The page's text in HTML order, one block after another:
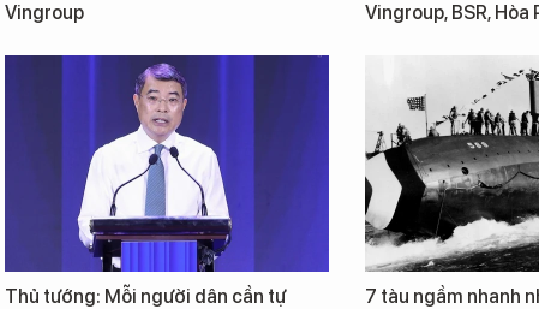
Vingroup
Vingroup, BSR, Hòa
Thủ tướng: Mỗi người dân cần tự 7 tàu ngầm nhanh